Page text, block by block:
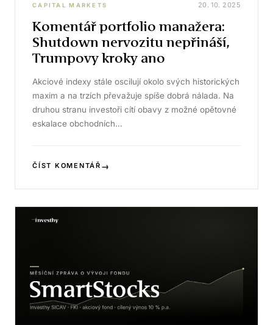
CAPITAL MARKETS 20. 10. 2025
Komentář portfolio manažera:
Shutdown nervozitu nepřináší,
Trumpovy kroky ano
Akciové indexy stále oscilují okolo svých historických
maxim a na trzích převažuje spíše dobrá nálada. Na
druhou stranu investoři cítí obavy z možné opětovné
eskalace obchodních…
ČÍST KOMENTÁŘ →